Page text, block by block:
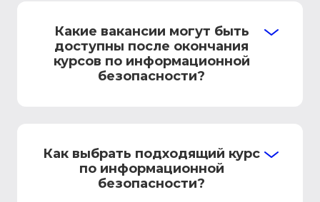
Какие вакансии могут быть
доступны после окончания
курсов по информационной
безопасности?
Как выбрать подходящий курс
по информационной
безопасности?